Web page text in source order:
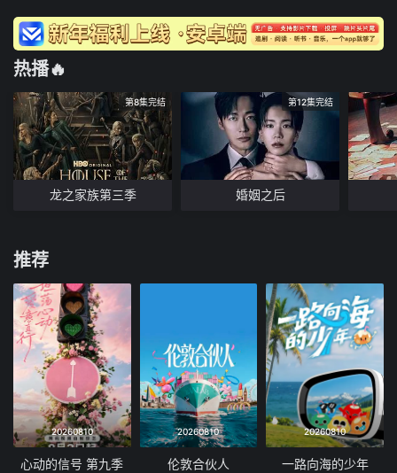
热播🔥
第8集完结
龙之家族第三季
第12集完结
婚姻之后
推荐
20260810
心动的信号 第九季
20260810
伦敦合伙人
20260810
一路向海的少年